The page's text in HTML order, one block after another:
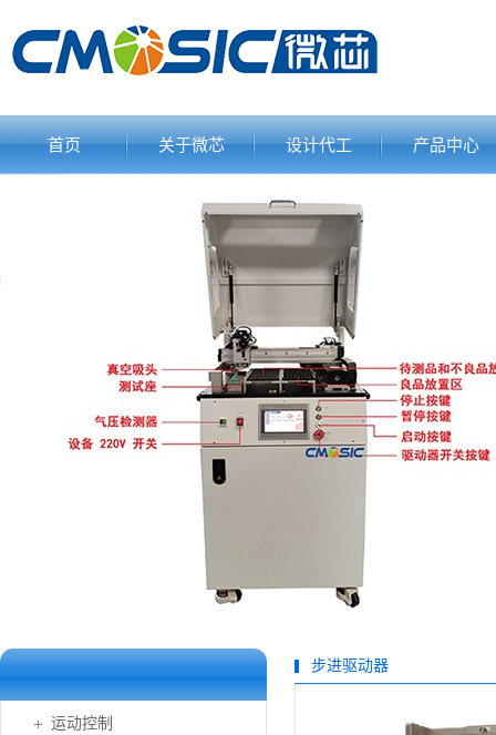
首页 关于微芯 设计代工 产品中心
运动控制
步进驱动器